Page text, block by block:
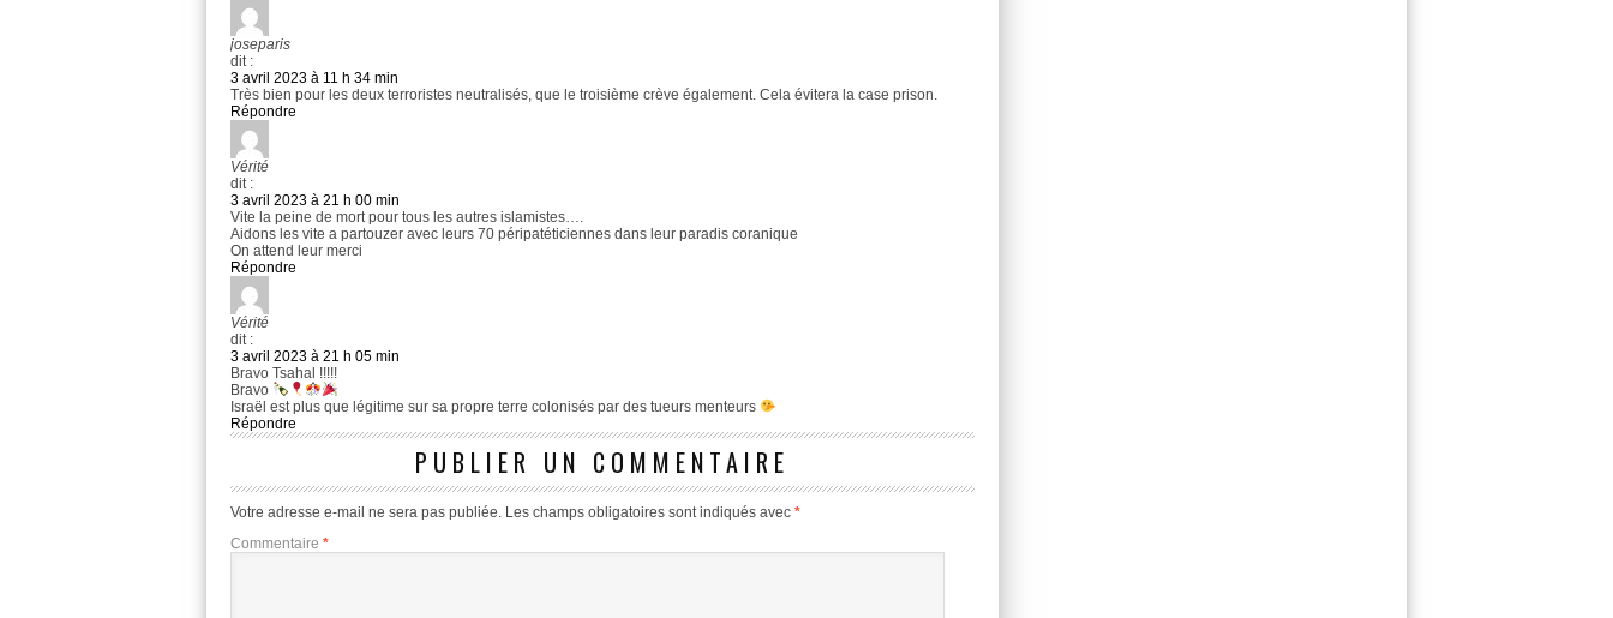
joseparis
dit :
3 avril 2023 à 11 h 34 min
Très bien pour les deux terroristes neutralisés, que le troisième crève également. Cela évitera la case prison.
Répondre
Vérité
dit :
3 avril 2023 à 21 h 00 min
Vite la peine de mort pour tous les autres islamistes….
Aidons les vite a partouzer avec leurs 70 péripatéticiennes dans leur paradis coranique
On attend leur merci
Répondre
Vérité
dit :
3 avril 2023 à 21 h 05 min
Bravo Tsahal !!!!!
Bravo
Israël est plus que légitime sur sa propre terre colonisés par des tueurs menteurs
Répondre
PUBLIER UN COMMENTAIRE
Votre adresse e-mail ne sera pas publiée. Les champs obligatoires sont indiqués avec *
Commentaire *